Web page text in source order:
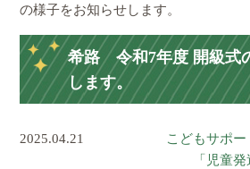
の様子をお知らせします。
希路 令和7年度 開級式
します。
こどもサポ
「児童
2025.04.21